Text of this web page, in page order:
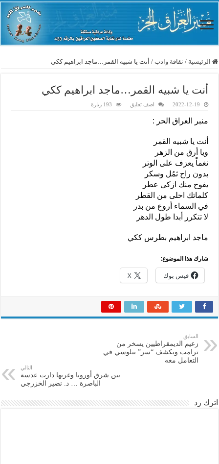
الرئيسية / ثقافة وادب / أنت يا شبيه القمر…ماجد ابراهيم ككي
أنت يا شبيه القمر…ماجد ابراهيم ككي
2022-12-19 اضف تعليق 193 زيارة
منبر العراق الحر :
أنت يا شبيه القمر
ويا أرق من الزهر
نغماً يعزف على الوتر
بدون راح ثمُل وسكر
يفوح منك ازكى عطر
كلماتك احلى من القطر
في السماء أروع من بدر
لا تتكرر أبدا طول الدهر
ماجد ابراهيم بطرس ككي
شارك هذا الموضوع:
فيس بوك X
السابق
زعيم الديمقراطيين يسخر من
ترامب ويكشف “سر” بيلوسي في
التعامل معه
التالي
بين شرق أوروبا وغربها دارت عدسة
الباصرة … د. نضير الخزرجي
اترك رد